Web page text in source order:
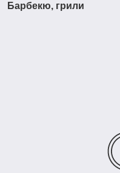
Барбекю, грили